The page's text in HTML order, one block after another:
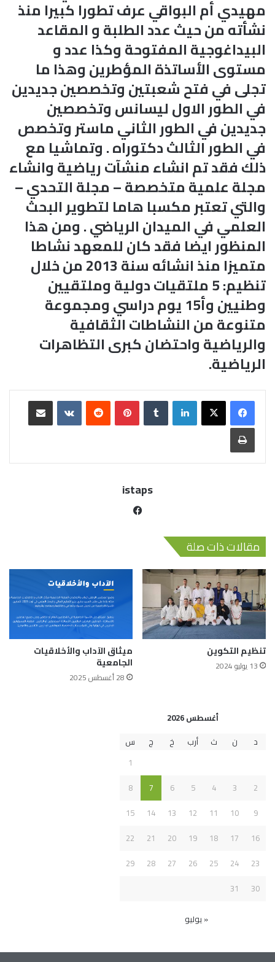
مهيدي أم البواقي عرف تطورا كبيرا منذ
نشأته من حيث عدد الطلبة و المقاعد
البيداغوجية المفتوحة وكذا عدد و
مستوى الأساتذة المؤطرين وهذا ما
تجلى في فتح شعبتين وتخصصين جديدين
في الطور الاول ليسانس وتخصصين
جديدين في الطور الثاني ماستر وتخصص
في الطور الثالث دكتوراه . وتماشيا مع
ذلك فقد تم انشاء منشآت رياضية وانشاء
مجلة علمية متخصصة –مجلة التحدي–
والتي تعتبر مكسبا هاما لتطوير البحث
العلمي في الميدان الرياضي . ومن هذا
المنظور ايضا فقد كان للمعهد نشاطا
متميزا منذ انشائه سنة 2013 من خلال
تنظيم: 5 ملتقيات دولية وملتقيين
وطنيين وأ15 يوم دراسي ومجموعة
متنوعة من النشاطات الثقافية
والرياضية واحتضان كبرى التظاهرات
الرياضية.
istaps
مقالات ذات صلة
تنظيم التكوين
13 يوليو 2024
ميثاق الآداب والأخلاقيات
الجامعية
28 أغسطس 2025
أغسطس 2026
د
ن ث أرب خ ج
س
1
2
3
4
5
6
7
8
9
10
11
12
13
14
15
16
17
18
19
20
21
22
23
24
25
26
27
28
29
30
31
« يوليو